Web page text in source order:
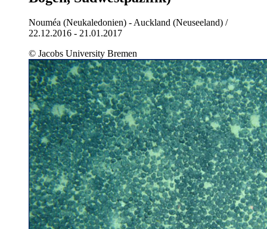
Nouméa (Neukaledonien) - Auckland (Neuseeland) /
22.12.2016 - 21.01.2017
© Jacobs University Bremen